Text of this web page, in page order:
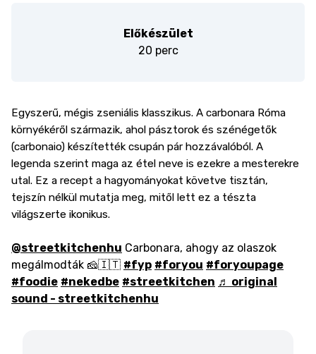
Előkészület
20 perc
Egyszerű, mégis zseniális klasszikus. A carbonara Róma
környékéről származik, ahol pásztorok és szénégetők
(carbonaio) készítették csupán pár hozzávalóból. A
legenda szerint maga az étel neve is ezekre a mesterekre
utal. Ez a recept a hagyományokat követve tisztán,
tejszín nélkül mutatja meg, mitől lett ez a tészta
világszerte ikonikus.
@streetkitchenhu Carbonara, ahogy az olaszok
megálmodták 🧀🇮🇹 #fyp #foryоu #foryoupagе
#foodie #nekedbe #streetkitchen ♬ original
sound - streetkitchenhu